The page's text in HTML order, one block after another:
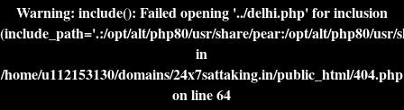
Warning: include(): Failed opening '../delhi.php' for inclusion
(include_path='.:/opt/alt/php80/usr/share/pear:/opt/alt/php80/
in
/home/u112153130/domains/24x7sattaking.in/public_html/404.php
on line64